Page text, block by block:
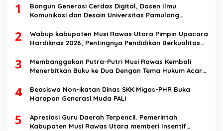
1
Bangun Generasi Cerdas Digital, Dosen Ilmu
Komunikasi dan Desain Universitas Pamulang
Speech di SMK Ikhlas Jawilan
2
Wabup kabupaten Musi Rawas Utara Pimpin Upacara
Hardiknas 2026, Pentingnya Pendidikan Berkualitas
3
Membanggakan Putra-Putri Musi Rawas Kembali
Menerbitkan Buku ke Dua Dengan Tema Hukum Acara
4
Beasiswa Non-ikatan Dinas SKK Migas-PHR Buka
Harapan Generasi Muda PALI
5
Apresiasi Guru Daerah Terpencil. Pemerintah
Kabupaten Musi Rawas Utara memberi Insentif